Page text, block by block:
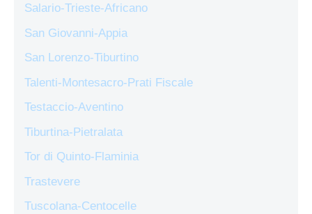
Salario-Trieste-Africano
San Giovanni-Appia
San Lorenzo-Tiburtino
Talenti-Montesacro-Prati Fiscale
Testaccio-Aventino
Tiburtina-Pietralata
Tor di Quinto-Flaminia
Trastevere
Tuscolana-Centocelle